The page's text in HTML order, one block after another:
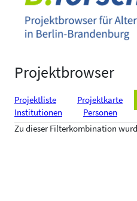
Projektbrowser
Projektliste Projektkarte
Institutionen
Personen
Zu dieser Filterkombination